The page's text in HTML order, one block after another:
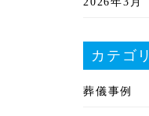
2026年1月
2025年12月
カテゴリ
葬儀事例